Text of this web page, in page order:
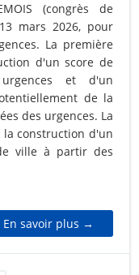
(congrès de
mars 2026, pour
La première
d'un score de
et d'un
de la
des urgences. La
construction d'un
ville à partir des
En savoir plus →